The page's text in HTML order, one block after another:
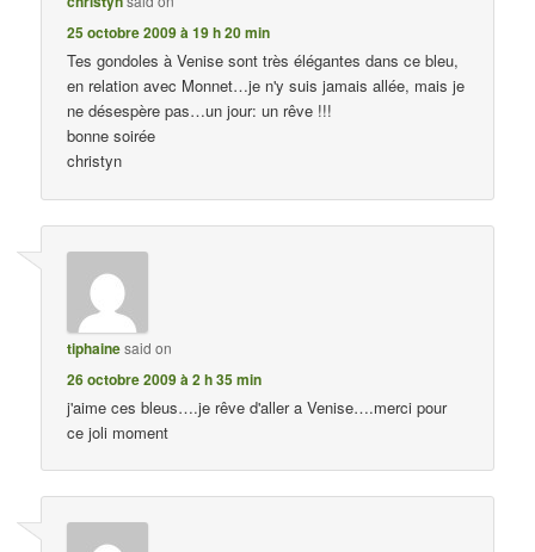
25 octobre 2009 à 19 h 20 min
Tes gondoles à Venise sont très élégantes dans ce bleu,
en relation avec Monnet…je n'y suis jamais allée, mais je
ne désespère pas…un jour: un rêve !!!
bonne soirée
christyn
tiphainesaid on
26 octobre 2009 à 2 h 35 min
j'aime ces bleus….je rêve d'aller a Venise….merci pour
ce joli moment